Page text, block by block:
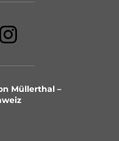
Müllerthal –